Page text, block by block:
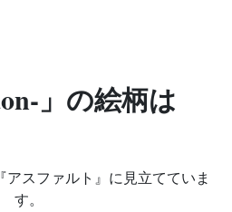
」の絵柄は
アスファルト』に見立てていま
す。